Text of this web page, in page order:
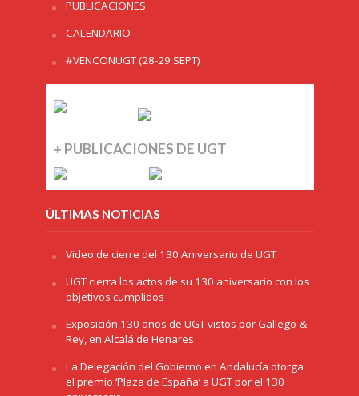
PUBLICACIONES
CALENDARIO
#VENCONUGT (28-29 SEPT)
+ PUBLICACIONES DE UGT
ÚLTIMAS NOTICIAS
Video de cierre del 130 Aniversario de UGT
UGT cierra los actos de su 130 aniversario con los
objetivos cumplidos
Exposición 130 años de UGT vistos por Gallego &
Rey, en Alcalá de Henares
La Delegación del Gobierno en Andalucía otorga
el premio ‘Plaza de España’ a UGT por el 130